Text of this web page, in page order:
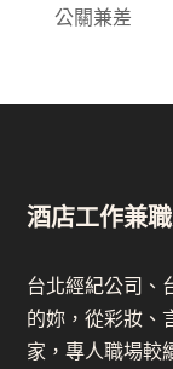
公關兼差
酒店工作兼
台北經紀公司、
的妳，從彩妝、
家，專人職場較